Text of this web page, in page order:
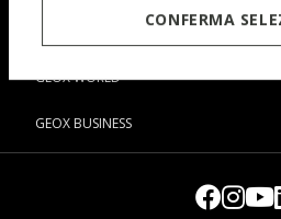
CONFERMA
GEOX WORLD
GEOX BUSINESS